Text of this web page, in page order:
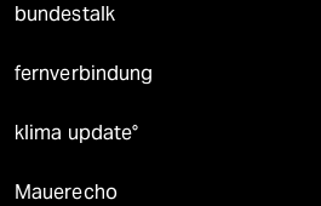
bundestalk
fernverbindung
klima update°
Mauerecho